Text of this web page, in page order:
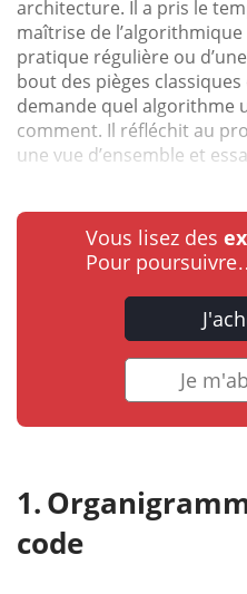
architecture. Il a pris le
maîtrise de
pratique régulière ou
bout des pièges
demande quel algorithme
comment. Il réfléchit au
une vue d’ensemble et
Vous lisez des
Pour
Je
code